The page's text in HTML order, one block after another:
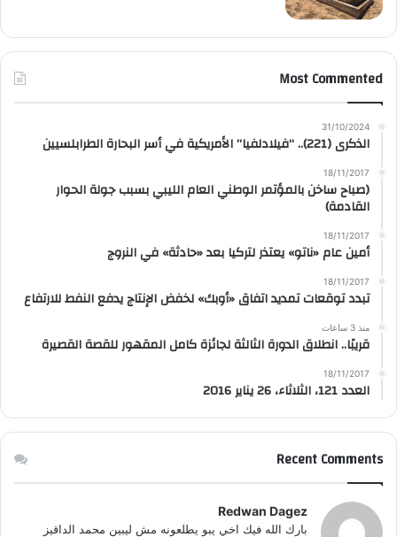
Most Commented
31/10/2024
الذكرى (221).. “فيلادلفيا” الأمريكية في أسر البحارة الطرابلسيين
18/11/2017
(صباح ساخن بالمؤتمر الوطني العام الليبي بسبب جولة الحوار
القادمة)
18/11/2017
أمين عام «ناتو» يعتذر لتركيا بعد «حادثة» في النروج
18/11/2017
تبدد توقعات تمديد اتفاق «أوبك» لخفض الإنتاج يدفع النفط للارتفاع
منذ 3 ساعات
قريبًا.. انطلاق الدورة الثالثة لجائزة كامل المقهور للقصة القصيرة
18/11/2017
العدد 121، الثلاثاء، 26 يناير 2016
Recent Comments
Redwan Dagez
بارك الله فيك اخي يبو يطلعونه مش ليبين محمد الداقيز